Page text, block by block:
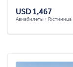
USD 1,467
Авиабилеты + Гостиница